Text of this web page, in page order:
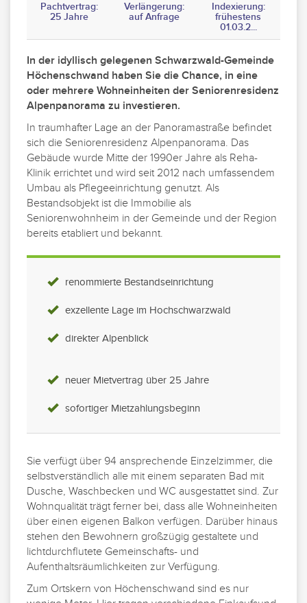
Pachtvertrag:
25 Jahre
Verlängerung:
auf Anfrage
Indexierung:
frühestens
01.03.2...
In der idyllisch gelegenen Schwarzwald-Gemeinde
Höchenschwand haben Sie die Chance, in eine
oder mehrere Wohneinheiten der Seniorenresidenz
Alpenpanorama zu investieren.
In traumhafter Lage an der Panoramastraße befindet
sich die Seniorenresidenz Alpenpanorama. Das
Gebäude wurde Mitte der 1990er Jahre als Reha-
Klinik errichtet und wird seit 2012 nach umfassendem
Umbau als Pflegeeinrichtung genutzt. Als
Bestandsobjekt ist die Immobilie als
Seniorenwohnheim in der Gemeinde und der Region
bereits etabliert und bekannt.
renommierte Bestandseinrichtung
exzellente Lage im Hochschwarzwald
direkter Alpenblick
neuer Mietvertrag über 25 Jahre
sofortiger Mietzahlungsbeginn
Sie verfügt über 94 ansprechende Einzelzimmer, die
selbstverständlich alle mit einem separaten Bad mit
Dusche, Waschbecken und WC ausgestattet sind. Zur
Wohnqualität trägt ferner bei, dass alle Wohneinheiten
über einen eigenen Balkon verfügen. Darüber hinaus
stehen den Bewohnern großzügig gestaltete und
lichtdurchflutete Gemeinschafts- und
Aufenthaltsräumlichkeiten zur Verfügung.
Zum Ortskern von Höchenschwand sind es nur